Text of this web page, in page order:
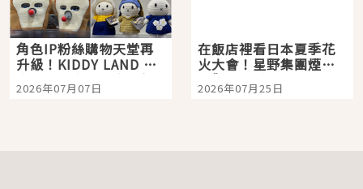
角色IP粉絲購物天堂再
升級！KIDDY LAND 原
宿店吉伊卡哇迎客，新
開幕 OMOKADO 店3分
2026年07月07日
在飯店裡看日本夏季花
火大會！星野集團煙火
景觀飯店6選，讓你不用
人擠人悠閒欣賞
2026年07月25日